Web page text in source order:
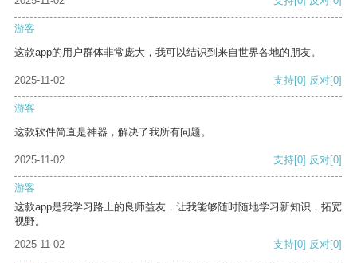
游客
这款app的用户群体非常庞大，我可以结识到来自世界各地的朋友。
2025-11-02 支持[0] 反对[0]
游客
这款软件简直是神器，解决了我所有问题。
2025-11-02 支持[0] 反对[0]
游客
这款app是我学习路上的良师益友，让我能够随时随地学习新知识，拓宽
视野。
2025-11-02
支持[0] 反对[0]